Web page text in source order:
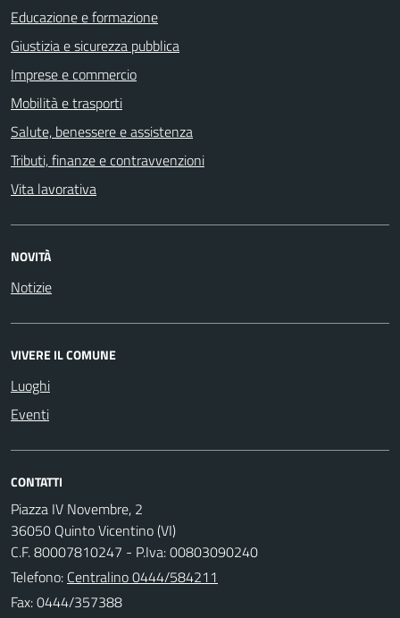
Educazione e formazione
Giustizia e sicurezza pubblica
Imprese e commercio
Mobilità e trasporti
Salute, benessere e assistenza
Tributi, finanze e contravvenzioni
Vita lavorativa
NOVITÀ
Notizie
VIVERE IL COMUNE
Luoghi
Eventi
CONTATTI
Piazza IV Novembre, 2
36050 Quinto Vicentino (VI)
C.F. 80007810247 - P.Iva: 00803090240
Telefono: Centralino 0444/584211
Fax: 0444/357388